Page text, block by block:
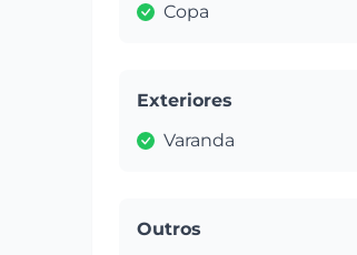
Copa
Exteriores
Varanda
Outros